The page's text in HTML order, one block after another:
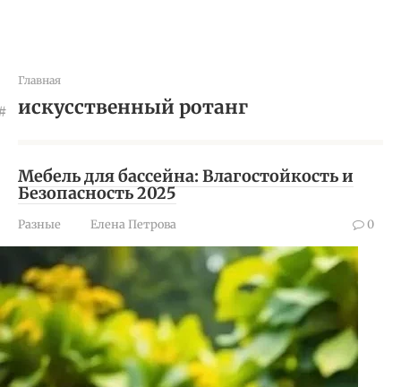
Главная
искусственный ротанг
Мебель для бассейна: Влагостойкость и
Безопасность 2025
Разные Елена Петрова 0